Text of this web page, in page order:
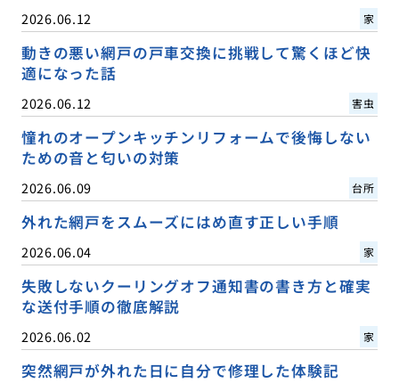
2026.06.12 家
動きの悪い網戸の戸車交換に挑戦して驚くほど快
適になった話
2026.06.12 害虫
憧れのオープンキッチンリフォームで後悔しない
ための音と匂いの対策
2026.06.09 台所
外れた網戸をスムーズにはめ直す正しい手順
2026.06.04 家
失敗しないクーリングオフ通知書の書き方と確実
な送付手順の徹底解説
2026.06.02 家
突然網戸が外れた日に自分で修理した体験記